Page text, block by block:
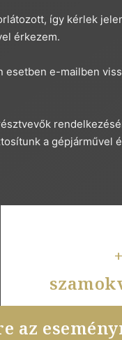
így kérlek
érkezem.
e-mailben
a gépjárművel
az